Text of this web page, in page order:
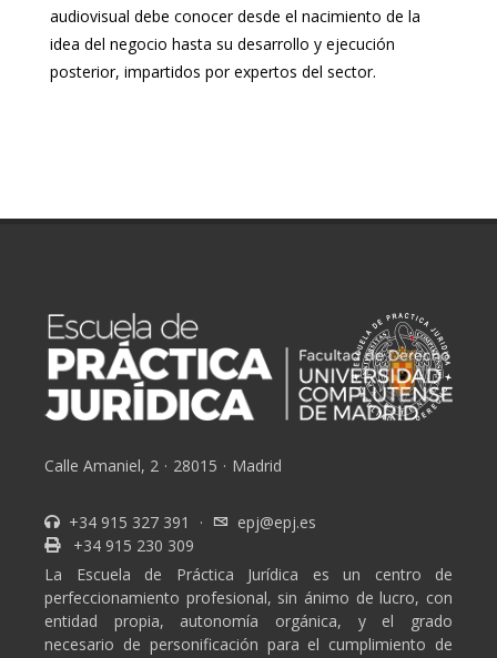
audiovisual debe conocer desde el nacimiento de la
idea del negocio hasta su desarrollo y ejecución
posterior, impartidos por expertos del sector.
Calle Amaniel, 2 · 28015 · Madrid
+34 915 327 391 ·
epj@epj.es
+34 915 230 309
La Escuela de Práctica Jurídica es un centro de
perfeccionamiento profesional, sin ánimo de lucro, con
entidad propia, autonomía orgánica, y el grado
necesario de personificación para el cumplimiento de